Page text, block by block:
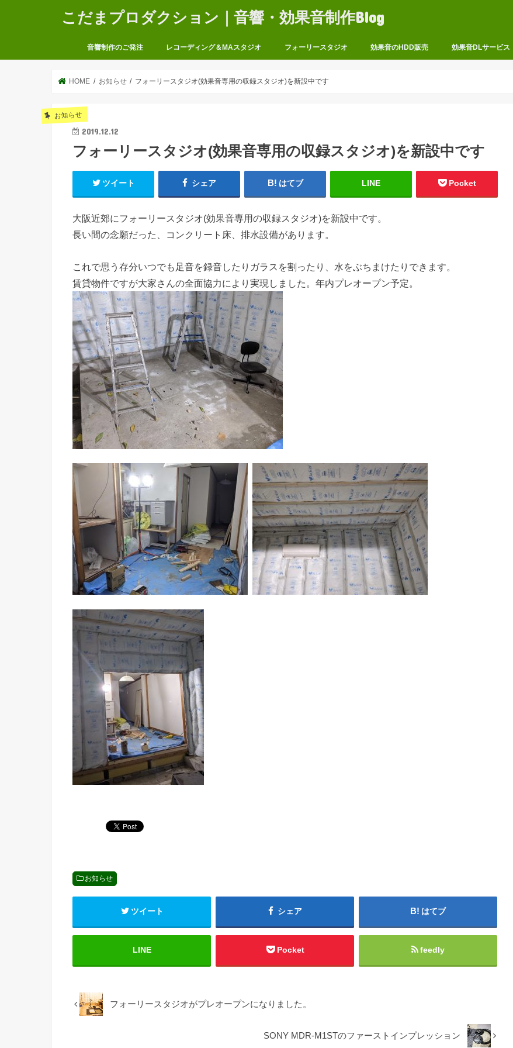
こだまプロダクション｜音響・効果音制作Blog
音響制作のご発注 レコーディング＆MAスタジオ フォーリースタジオ 効果音のHDD販売 効果音DLサービス
HOME お知らせ フォーリースタジオ(効果音専用の収録スタジオ)を新設中です
お知らせ
2019.12.12
フォーリースタジオ(効果音専用の収録スタジオ)を新設中です
ツイート シェア はてブ LINE Pocket
大阪近郊にフォーリースタジオ(効果音専用の収録スタジオ)を新設中です。
長い間の念願だった、コンクリート床、排水設備があります。
これで思う存分いつでも足音を録音したりガラスを割ったり、水をぶちまけたりできます。
賃貸物件ですが大家さんの全面協力により実現しました。年内プレオープン予定。
お知らせ
ツイート シェア はてブ
LINE Pocket feedly
フォーリースタジオがプレオープンになりました。
SONY MDR-M1STのファーストインプレッション